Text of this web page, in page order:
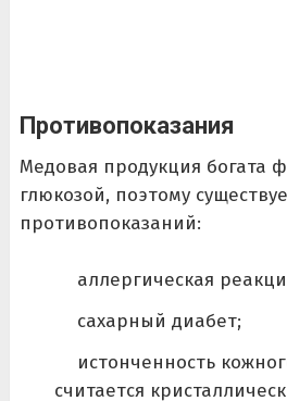
Противопоказания
Медовая продукция богата
глюкозой, поэтому
противопоказаний:
аллергическая
сахарный диабет;
истонченность
считается